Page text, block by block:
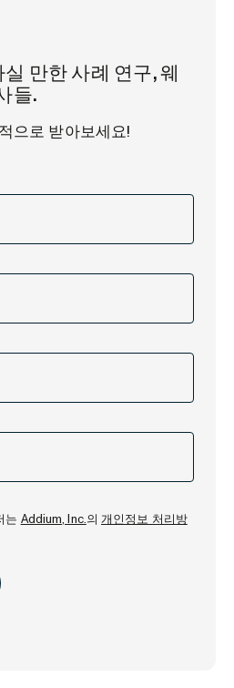
만한 사례 연구, 웨
들.
으로 받아보세요!
는 Addium, Inc.의개인정보 처리방